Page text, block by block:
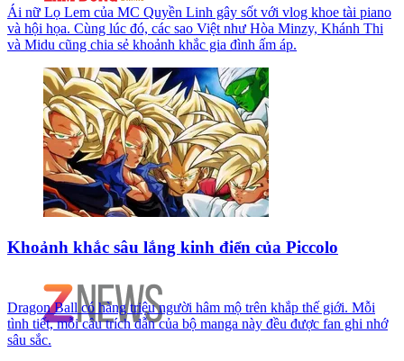
Ái nữ Lọ Lem của MC Quyền Linh gây sốt với vlog khoe tài piano
và hội họa. Cùng lúc đó, các sao Việt như Hòa Minzy, Khánh Thi
và Midu cũng chia sẻ khoảnh khắc gia đình ấm áp.
Khoảnh khắc sâu lắng kinh điển của Piccolo
Dragon Ball có hàng triệu người hâm mộ trên khắp thế giới. Mỗi
tình tiết, mỗi câu trích dẫn của bộ manga này đều được fan ghi nhớ
sâu sắc.